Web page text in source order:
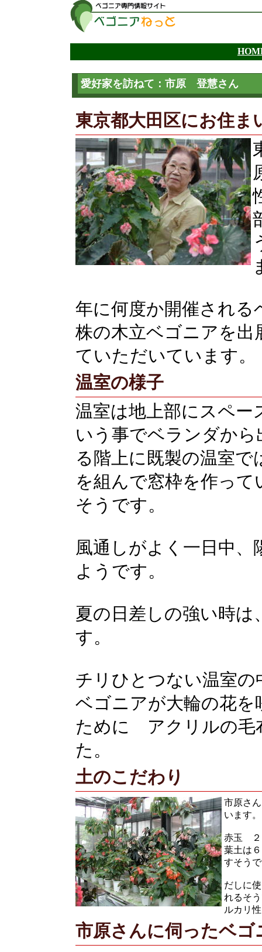
愛好家を訪ねて：市原 登慧さん
東京都大田区にお住
年に何度か開催され
株の木立ベゴニアを出
ていただいています。
温室の様子
温室は地上部にスペー
いう事でベランダから
る階上に既製の温室で
を組んで窓枠を作って
そうです。
風通しがよく一日中
ようです。
夏の日差しの強い時は
す。
チリひとつない温室
ベゴニアが大輪の花
ために アクリルの毛
た。
土のこだわり
市原さ
います。
赤玉
葉土は
すそう
だしに
れるそ
ルカリ
市原さんに伺ったベ